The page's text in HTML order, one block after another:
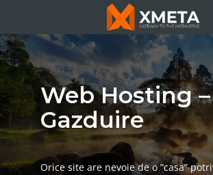
Web Hosting –
Gazduire
Orice site are nevoie de o ”casa”